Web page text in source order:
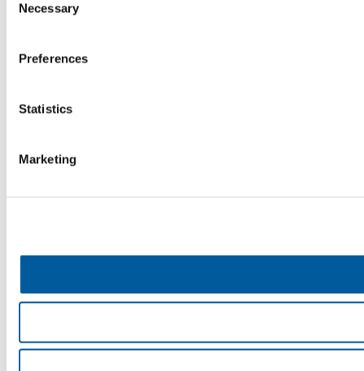
Selection
Necessary
Preferences
Statistics
Marketing